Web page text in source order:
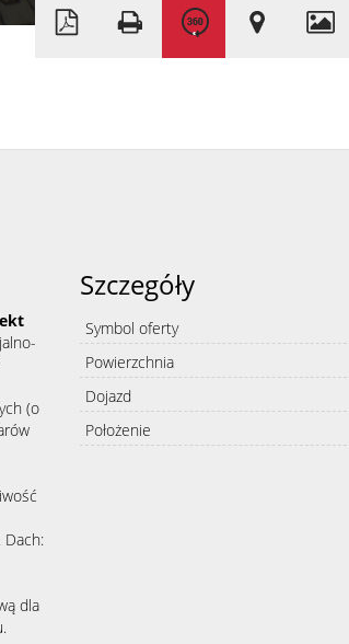
©OpenStreetMap contributors
(o
Dach:
dla
Szczegóły
Symbol oferty
Powierzchnia
Dojazd
Położenie